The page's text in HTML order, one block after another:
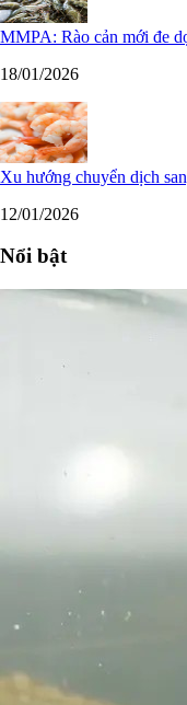
MMPA: Rào cản mới đe
18/01/2026
Xu hướng chuyển dịch
12/01/2026
Nổi bật